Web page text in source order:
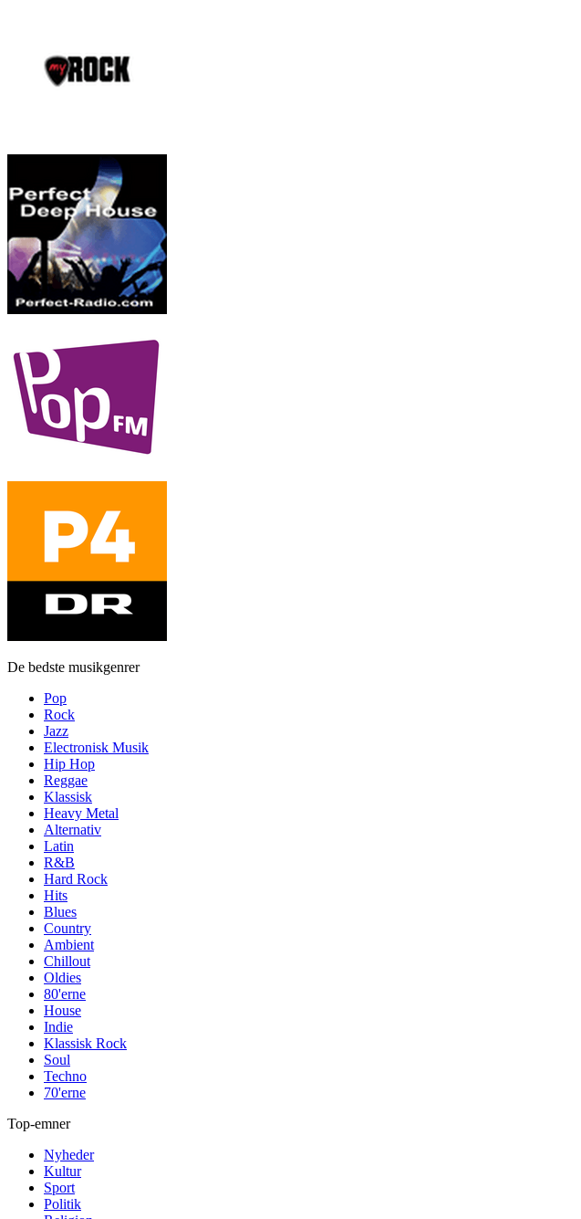
De bedste musikgenrer
Pop
Rock
Jazz
Electronisk Musik
Hip Hop
Reggae
Klassisk
Heavy Metal
Alternativ
Latin
R&B
Hard Rock
Hits
Blues
Country
Ambient
Chillout
Oldies
80'erne
House
Indie
Klassisk Rock
Soul
Techno
70'erne
Top-emner
Nyheder
Kultur
Sport
Politik